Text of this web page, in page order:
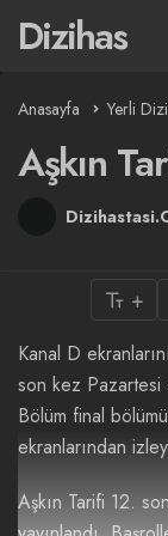
Dizihas
Anasayfa Yerli Dizi
Aşkın
+
Kanal D
son kez Pazartesi
Bölüm final
ekranlarından
Aşkın Tarifi 12.